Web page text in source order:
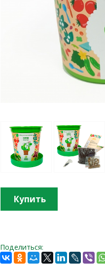
Купить
Поделиться: